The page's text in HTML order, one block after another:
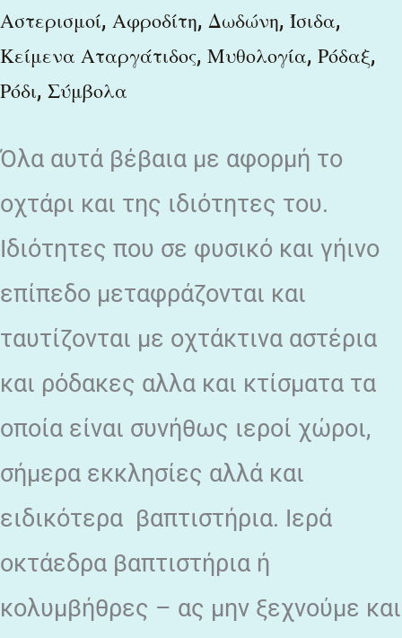
Αστερισμοί, Αφροδίτη, Δωδώνη, Ίσιδα,
Κείμενα Αταργάτιδος, Μυθολογία, Ρόδαξ,
Ρόδι, Σύμβολα
Όλα αυτά βέβαια με αφορμή το
οχτάρι και της ιδιότητες του.
Ιδιότητες που σε φυσικό και γήινο
επίπεδο μεταφράζονται και
ταυτίζονται με οχτάκτινα αστέρια
και ρόδακες αλλα και κτίσματα τα
οποία είναι συνήθως ιεροί χώροι,
σήμερα εκκλησίες αλλά και
ειδικότερα βαπτιστήρια. Ιερά
οκτάεδρα βαπτιστήρια ή
κολυμβήθρες – ας μην ξεχνούμε και